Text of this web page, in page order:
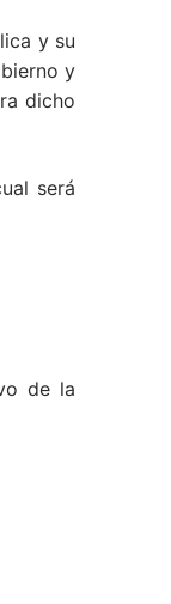
y su
y
dicho
será
de la